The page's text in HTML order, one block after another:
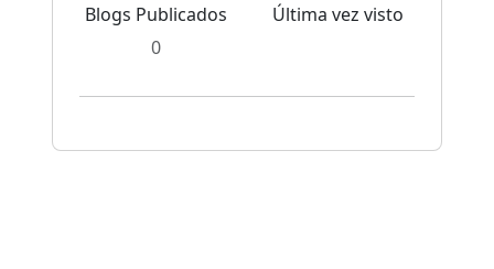
Blogs Publicados
0
Última vez visto